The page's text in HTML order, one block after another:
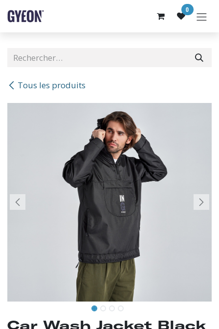
0
Tous les produits
Car Wash Jacket Black